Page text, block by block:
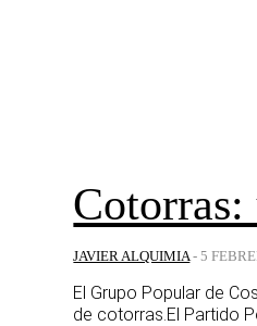
JAVIER ALQUIMIA - 5
El Grupo Popular de
de cotorras.El Partido